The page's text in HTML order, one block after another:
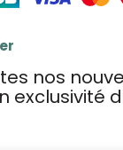
nos
exclusivité